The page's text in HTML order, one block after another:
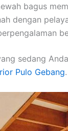
bagus
dengan
sedang
Pulo Gebang.